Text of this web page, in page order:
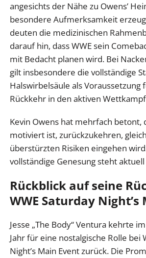
angesichts der Nähe zu Owens’
besondere Aufmerksamkeit
deuten die medizinischen
darauf hin, dass WWE sein
mit Bedacht planen wird. Bei
gilt insbesondere die vollständige
Halswirbelsäule als Voraussetzung
Rückkehr in den aktiven
Kevin Owens hat mehrfach betont,
motiviert ist, zurückzukehren,
überstürzten Risiken eingehen
vollständige Genesung steht
Rückblick auf seine
WWE Saturday Night’s
Jesse „The Body“ Ventura kehrte
Jahr für eine nostalgische Rolle bei
Night’s Main Event zurück. Die